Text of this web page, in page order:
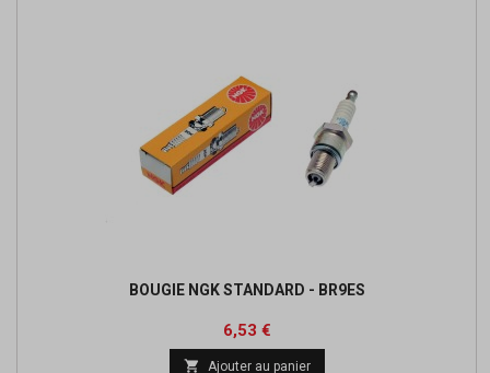
BOUGIE NGK STANDARD - BR9ES
Prix
6,53 €Prix
 Ajouter au panier